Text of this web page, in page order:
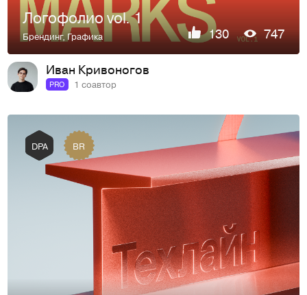
Логофолио vol. 1
Брендинг,Графика 130 747
Иван Кривоногов
PRO 1 соавтор
DPA BR